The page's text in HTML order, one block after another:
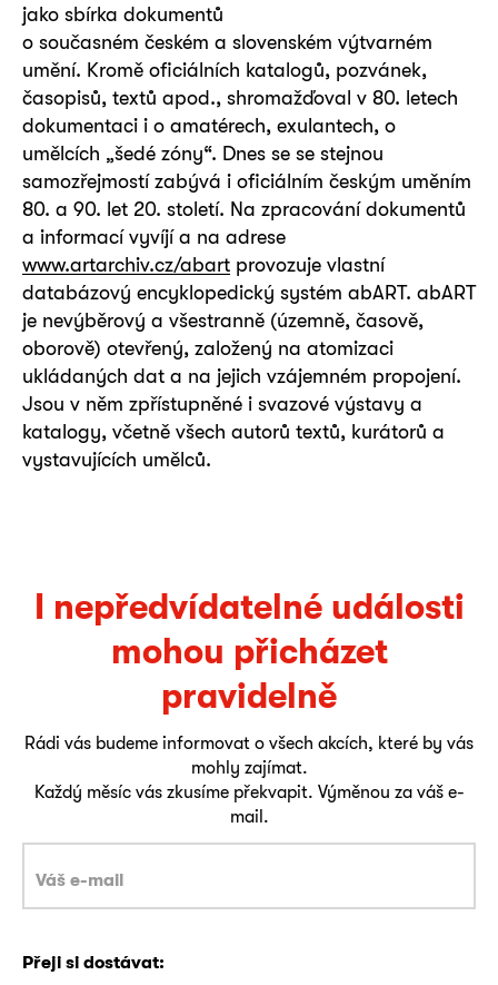
jako sbírka dokumentů
o současném českém a slovenském výtvarném
umění. Kromě oficiálních katalogů, pozvánek,
časopisů, textů apod., shromažďoval v 80. letech
dokumentaci i o amatérech, exulantech, o
umělcích „šedé zóny“. Dnes se se stejnou
samozřejmostí zabývá i oficiálním českým uměním
80. a 90. let 20. století. Na zpracování dokumentů
a informací vyvíjí a na adrese
www.artarchiv.cz/abart provozuje vlastní
databázový encyklopedický systém abART. abART
je nevýběrový a všestranně (územně, časově,
oborově) otevřený, založený na atomizaci
ukládaných dat a na jejich vzájemném propojení.
Jsou v něm zpřístupněné i svazové výstavy a
katalogy, včetně všech autorů textů, kurátorů a
vystavujících umělců.
I nepředvídatelné události
mohou přicházet
pravidelně
Rádi vás budeme informovat o všech akcích, které by vás
mohly zajímat.
Každý měsíc vás zkusíme překvapit. Výměnou za váš e-
mail.
Přeji si dostávat: